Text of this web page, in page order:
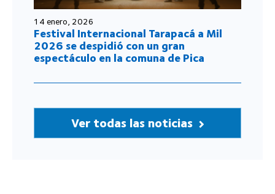
14 enero, 2026
Festival Internacional Tarapacá a Mil
2026 se despidió con un gran
espectáculo en la comuna de Pica
Ver todas las noticias